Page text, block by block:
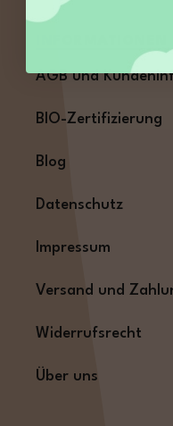
AGB und
BIO-Zertifizierung
Blog
Datenschutz
Impressum
Versand und
Widerrufsrecht
Über uns